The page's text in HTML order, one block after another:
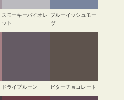
スモーキーバイオレ
ット
ブルーイッシュモー
ヴ
ドライプルーン ビターチョコレート